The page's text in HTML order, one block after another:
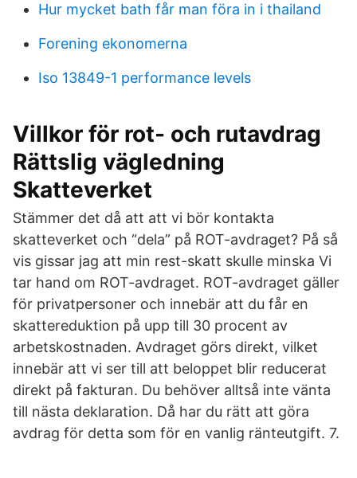
Hur mycket bath får man föra in i thailand
Forening ekonomerna
Iso 13849-1 performance levels
Villkor för rot- och rutavdrag
Rättslig vägledning
Skatteverket
Stämmer det då att att vi bör kontakta
skatteverket och “dela” på ROT-avdraget? På så
vis gissar jag att min rest-skatt skulle minska Vi
tar hand om ROT-avdraget. ROT-avdraget gäller
för privatpersoner och innebär att du får en
skattereduktion på upp till 30 procent av
arbetskostnaden. Avdraget görs direkt, vilket
innebär att vi ser till att beloppet blir reducerat
direkt på fakturan. Du behöver alltså inte vänta
till nästa deklaration. Då har du rätt att göra
avdrag för detta som för en vanlig ränteutgift. 7.